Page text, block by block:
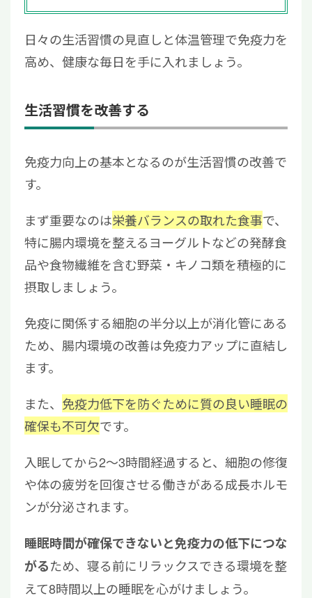
日々の生活習慣の見直しと体温管理で免疫力を
高め、健康な毎日を手に入れましょう。
生活習慣を改善する
免疫力向上の基本となるのが生活習慣の改善で
す。
まず重要なのは栄養バランスの取れた食事で、
特に腸内環境を整えるヨーグルトなどの発酵食
品や食物繊維を含む野菜・キノコ類を積極的に
摂取しましょう。
免疫に関係する細胞の半分以上が消化管にある
ため、腸内環境の改善は免疫力アップに直結し
ます。
また、 免疫力低下を防ぐために質の良い睡眠の
確保も不可欠です。
入眠してから2〜3時間経過すると、細胞の修復
や体の疲労を回復させる働きがある成長ホルモ
ンが分泌されます。
睡眠時間が確保できないと免疫力の低下につな
がるため、寝る前にリラックスできる環境を整
えて8時間以上の睡眠を心がけましょう。